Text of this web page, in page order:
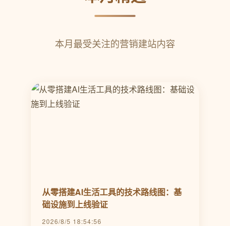
本月最受关注的营销建站内容
从零搭建AI生活工具的技术路线图：基
础设施到上线验证
2026/8/5 18:54:56